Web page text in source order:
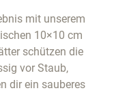
mit unserem
10×10 cm
schützen die
vor Staub,
dir ein sauberes